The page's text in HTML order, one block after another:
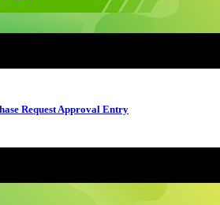
Request Approval Entry